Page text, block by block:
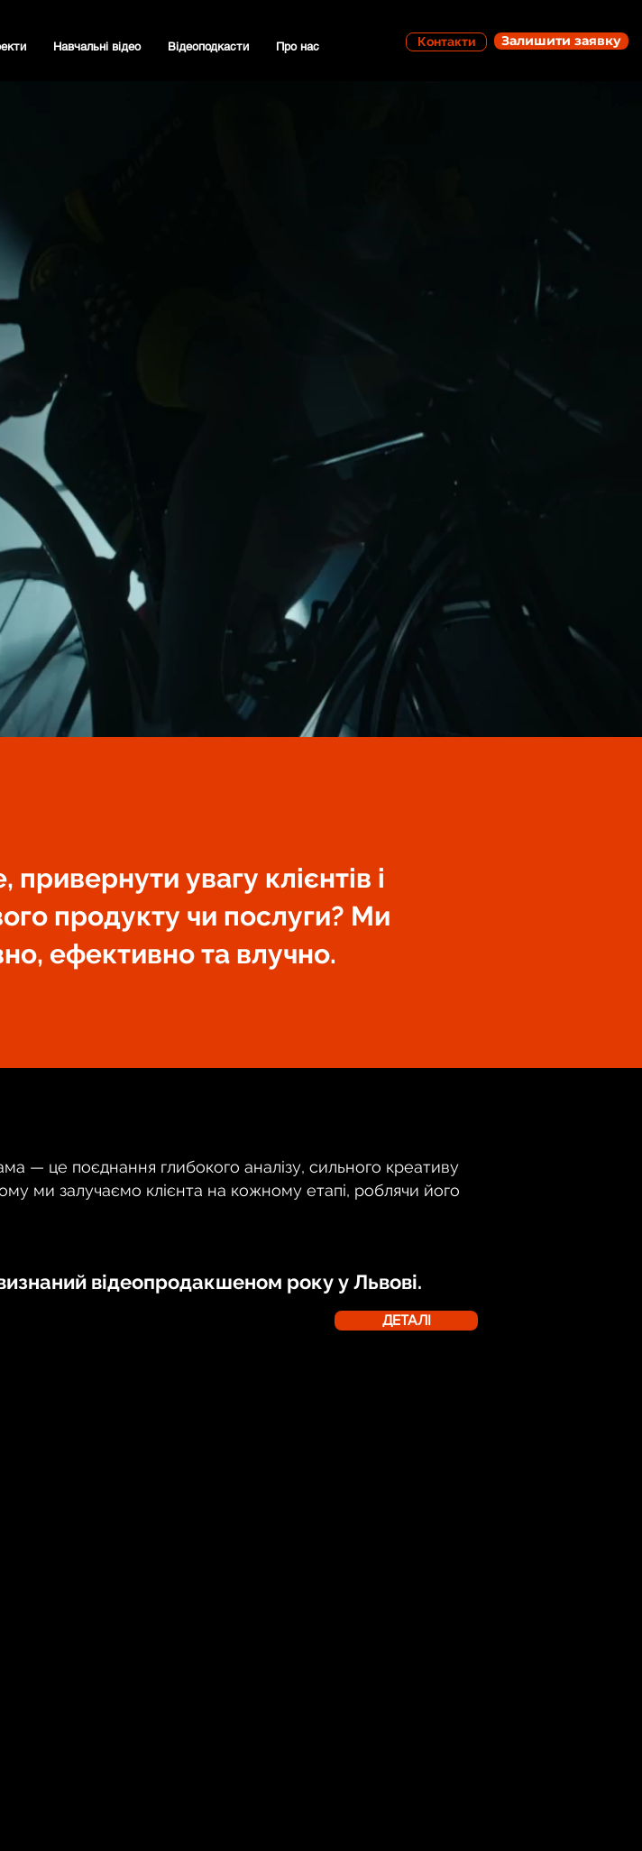
Навчальні відео Відеоподкасти Про нас Контакти Залишити заявку
увагу клієнтів і
продукту чи послуги? Ми
ефективно та влучно.
— це поєднання глибокого аналізу, сильного креативу
ми залучаємо клієнта на кожному етапі, роблячи його
відеопродакшеном року у Львові.
ДЕТАЛІ